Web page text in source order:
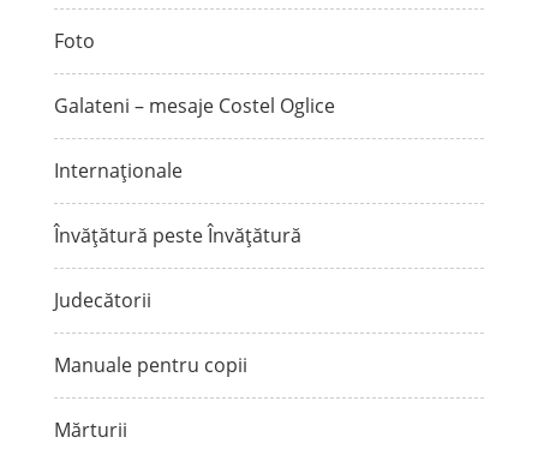
Foto
Galateni – mesaje Costel Oglice
Internaționale
Învățătură peste Învățătură
Judecătorii
Manuale pentru copii
Mărturii